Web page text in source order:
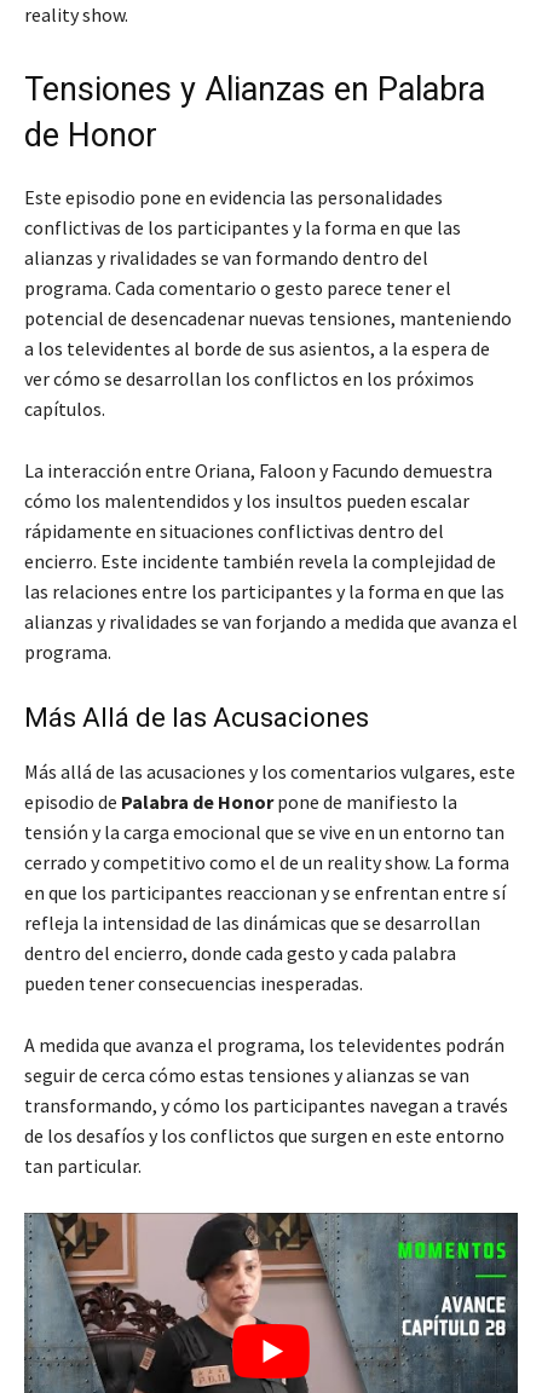
reality show.
Tensiones y Alianzas en Palabra
de Honor
Este episodio pone en evidencia las personalidades
conflictivas de los participantes y la forma en que las
alianzas y rivalidades se van formando dentro del
programa. Cada comentario o gesto parece tener el
potencial de desencadenar nuevas tensiones, manteniendo
a los televidentes al borde de sus asientos, a la espera de
ver cómo se desarrollan los conflictos en los próximos
capítulos.
La interacción entre Oriana, Faloon y Facundo demuestra
cómo los malentendidos y los insultos pueden escalar
rápidamente en situaciones conflictivas dentro del
encierro. Este incidente también revela la complejidad de
las relaciones entre los participantes y la forma en que las
alianzas y rivalidades se van forjando a medida que avanza el
programa.
Más Allá de las Acusaciones
Más allá de las acusaciones y los comentarios vulgares, este
episodio de Palabra de Honorpone de manifiesto la
tensión y la carga emocional que se vive en un entorno tan
cerrado y competitivo como el de un reality show. La forma
en que los participantes reaccionan y se enfrentan entre sí
refleja la intensidad de las dinámicas que se desarrollan
dentro del encierro, donde cada gesto y cada palabra
pueden tener consecuencias inesperadas.
A medida que avanza el programa, los televidentes podrán
seguir de cerca cómo estas tensiones y alianzas se van
transformando, y cómo los participantes navegan a través
de los desafíos y los conflictos que surgen en este entorno
tan particular.